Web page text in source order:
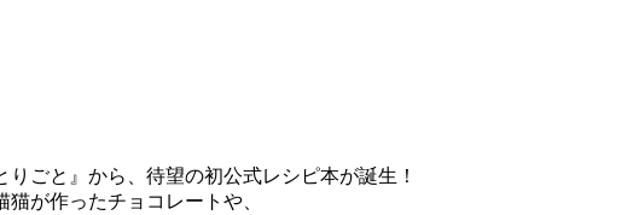
ごと』から、待望の初公式レシピ本が誕生！
が作ったチョコレートや、